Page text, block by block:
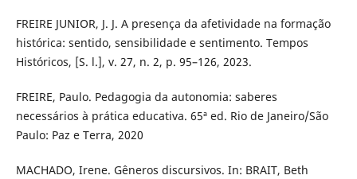
FREIRE JUNIOR, J. J. A presença da afetividade na formação
histórica: sentido, sensibilidade e sentimento. Tempos
Históricos, [S. l.], v. 27, n. 2, p. 95–126, 2023.
FREIRE, Paulo. Pedagogia da autonomia: saberes
necessários à prática educativa. 65ª ed. Rio de Janeiro/São
Paulo: Paz e Terra, 2020
MACHADO, Irene. Gêneros discursivos. In: BRAIT, Beth